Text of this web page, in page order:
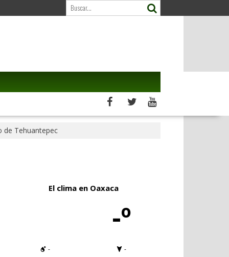
de Tehuantepec
El clima en Oaxaca
-º
-
-